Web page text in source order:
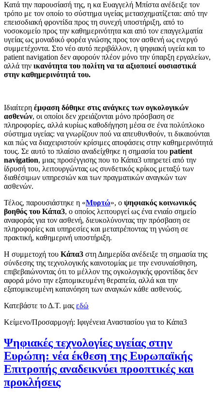
Κατά την παρουσίασή της, η κα Ευαγγελή Μπίστα ανέδειξε τον
τρόπο με τον οποίο το σύστημα υγείας μετασχηματίζεται: από την
επεισοδιακή φροντίδα προς τη συνεχή υποστήριξη, από το
νοσοκομείο προς την καθημερινότητα και από τον επαγγελματία
υγείας ως μοναδικό φορέα γνώσης προς τον ασθενή ως ενεργό
συμμετέχοντα. Στο νέο αυτό περιβάλλον, η ψηφιακή υγεία και το
patient navigation δεν αφορούν πλέον μόνο την ύπαρξη εργαλείων,
αλλά την ικανότητα του πολίτη να τα αξιοποιεί ουσιαστικά
στην καθημερινότητά του.
Ιδιαίτερη έμφαση δόθηκε στις ανάγκες των ογκολογικών
ασθενών, οι οποίοι δεν χρειάζονται μόνο πρόσβαση σε
πληροφορίες, αλλά κυρίως καθοδήγηση μέσα σε ένα πολύπλοκο
σύστημα υγείας: να γνωρίζουν πού να απευθυνθούν, τι δικαιούνται
και πώς να διαχειριστούν κρίσιμες αποφάσεις στην καθημερινότητά
τους. Σε αυτό το πλαίσιο αναδείχθηκε η σημασία του patient
navigation, μιας προσέγγισης που το Κάπα3 υπηρετεί από την
ίδρυσή του, λειτουργώντας ως συνδετικός κρίκος μεταξύ των
διαθέσιμων υπηρεσιών και των πραγματικών αναγκών των
ασθενών.
Τέλος, παρουσιάστηκε η «Μυρτώ», ο ψηφιακός κοινωνικός
βοηθός του Κάπα3, ο οποίος λειτουργεί ως ένα ενιαίο σημείο
αναφοράς για τον ασθενή, διευκολύνοντας την πρόσβαση σε
πληροφορίες και υπηρεσίες και μετατρέποντας τη γνώση σε
πρακτική, καθημερινή υποστήριξη.
Η συμμετοχή του Κάπα3 στη Διημερίδα ανέδειξε τη σημασία της
σύνδεσης της τεχνολογικής καινοτομίας με την ενσυναίσθηση,
επιβεβαιώνοντας ότι το μέλλον της ογκολογικής φροντίδας δεν
αφορά μόνο την εξατομικευμένη θεραπεία, αλλά και την
εξατομικευμένη κατανόηση των αναγκών κάθε ασθενούς.
Κατεβάστε το Δ.Τ. μας εδώ
Κείμενο/Προσαρμογή: Ιφιγένεια Αναστασίου για το Κάπα3
Ψηφιακές τεχνολογίες υγείας στην
Ευρώπη: νέα έκθεση της Ευρωπαϊκής
Επιτροπής αναδεικνύει προοπτικές και
προκλήσεις